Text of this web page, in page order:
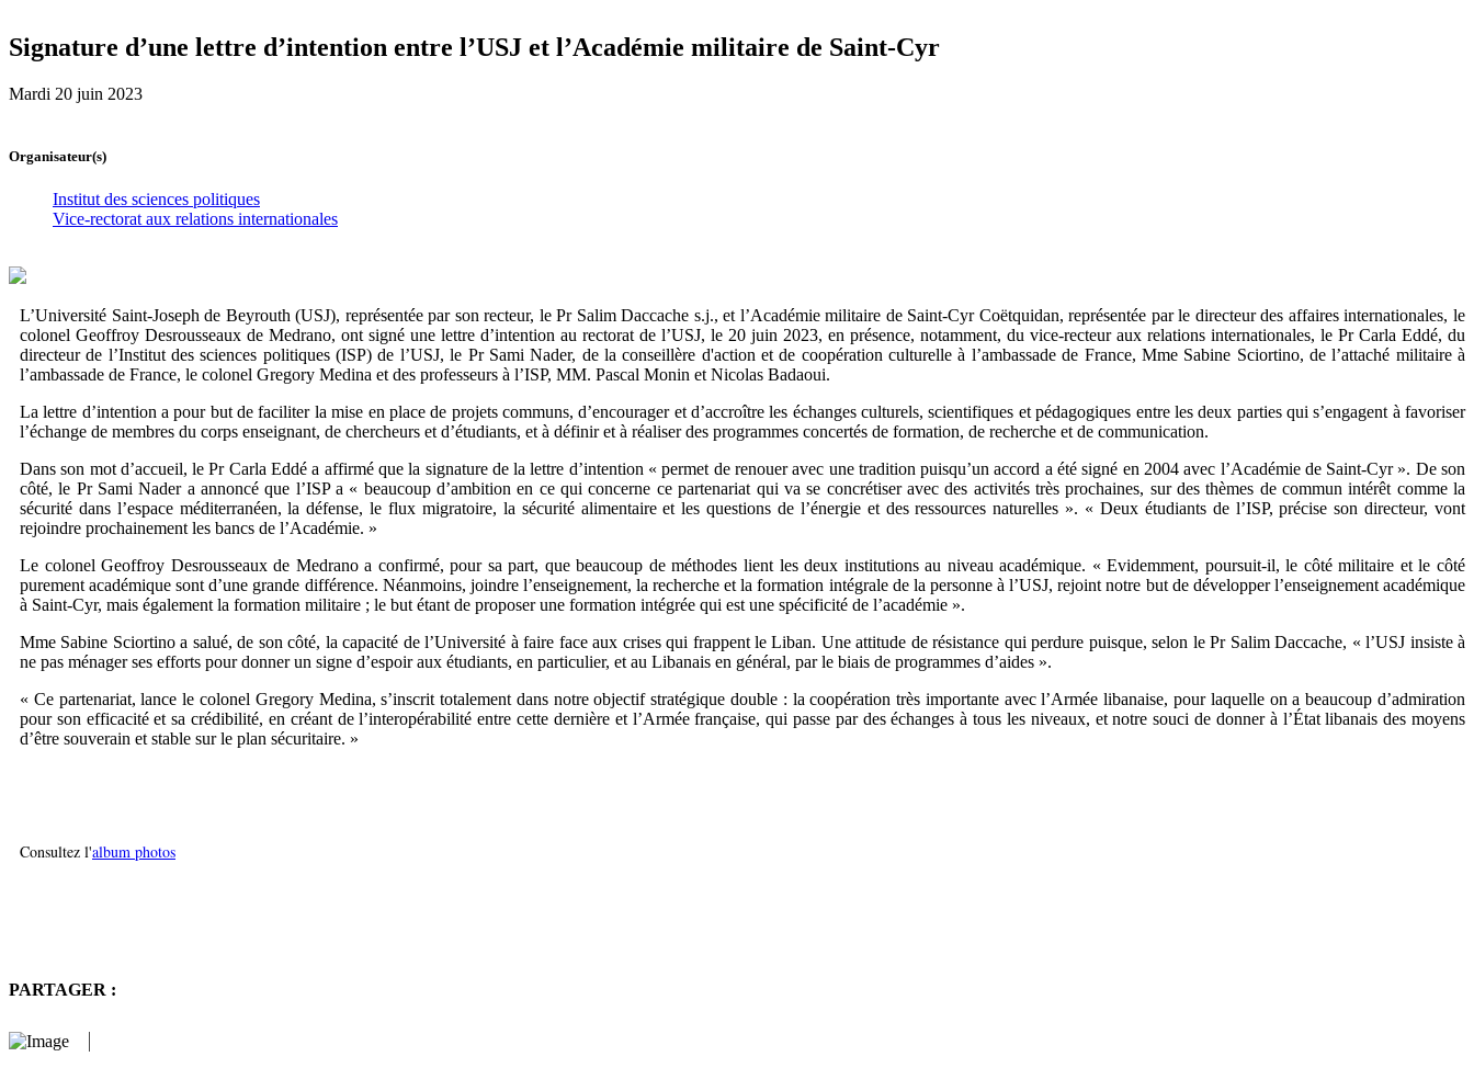
Signature d’une lettre d’intention entre l’USJ et l’Académie militaire de Saint-Cyr
Mardi 20 juin 2023
Organisateur(s)
Institut des sciences politiques
Vice-rectorat aux relations internationales
L’Université Saint-Joseph de Beyrouth (USJ), représentée par son recteur, le Pr Salim Daccache s.j., et l’Académie militaire de Saint-Cyr Coëtquidan, représentée par le directeur des affaires internationales, le
colonel Geoffroy Desrousseaux de Medrano, ont signé une lettre d’intention au rectorat de l’USJ, le 20 juin 2023, en présence, notamment, du vice-recteur aux relations internationales, le Pr Carla Eddé, du
directeur de l’Institut des sciences politiques (ISP) de l’USJ, le Pr Sami Nader, de la conseillère d'action et de coopération culturelle à l’ambassade de France, Mme Sabine Sciortino, de l’attaché militaire à
l’ambassade de France, le colonel Gregory Medina et des professeurs à l’ISP, MM. Pascal Monin et Nicolas Badaoui.
La lettre d’intention a pour but de faciliter la mise en place de projets communs, d’encourager et d’accroître les échanges culturels, scientifiques et pédagogiques entre les deux parties qui s’engagent à favoriser
l’échange de membres du corps enseignant, de chercheurs et d’étudiants, et à définir et à réaliser des programmes concertés de formation, de recherche et de communication.
Dans son mot d’accueil, le Pr Carla Eddé a affirmé que la signature de la lettre d’intention « permet de renouer avec une tradition puisqu’un accord a été signé en 2004 avec l’Académie de Saint-Cyr ». De son
côté, le Pr Sami Nader a annoncé que l’ISP a « beaucoup d’ambition en ce qui concerne ce partenariat qui va se concrétiser avec des activités très prochaines, sur des thèmes de commun intérêt comme la
sécurité dans l’espace méditerranéen, la défense, le flux migratoire, la sécurité alimentaire et les questions de l’énergie et des ressources naturelles ». « Deux étudiants de l’ISP, précise son directeur, vont
rejoindre prochainement les bancs de l’Académie. »
Le colonel Geoffroy Desrousseaux de Medrano a confirmé, pour sa part, que beaucoup de méthodes lient les deux institutions au niveau académique. « Evidemment, poursuit-il, le côté militaire et le côté
purement académique sont d’une grande différence. Néanmoins, joindre l’enseignement, la recherche et la formation intégrale de la personne à l’USJ, rejoint notre but de développer l’enseignement académique
à Saint-Cyr, mais également la formation militaire ; le but étant de proposer une formation intégrée qui est une spécificité de l’académie ».
Mme Sabine Sciortino a salué, de son côté, la capacité de l’Université à faire face aux crises qui frappent le Liban. Une attitude de résistance qui perdure puisque, selon le Pr Salim Daccache, « l’USJ insiste à
ne pas ménager ses efforts pour donner un signe d’espoir aux étudiants, en particulier, et au Libanais en général, par le biais de programmes d’aides ».
« Ce partenariat, lance le colonel Gregory Medina, s’inscrit totalement dans notre objectif stratégique double : la coopération très importante avec l’Armée libanaise, pour laquelle on a beaucoup d’admiration
pour son efficacité et sa crédibilité, en créant de l’interopérabilité entre cette dernière et l’Armée française, qui passe par des échanges à tous les niveaux, et notre souci de donner à l’État libanais des moyens
d’être souverain et stable sur le plan sécuritaire. »
Consultez l'album photos
PARTAGER :